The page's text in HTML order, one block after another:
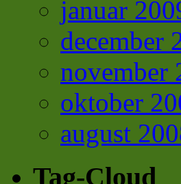
januar
december
november
oktober
august
Tag-Cloud